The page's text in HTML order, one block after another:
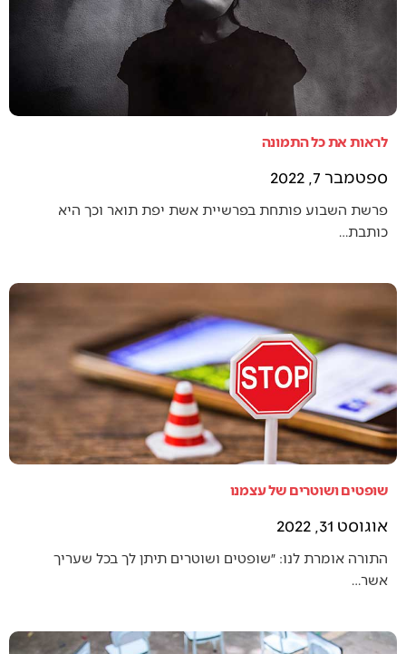
לראות את כל התמונה
ספטמבר 7, 2022
פרשת השבוע פותחת בפרשיית אשת יפת תואר וכך היא
כותבת…
שופטים ושוטרים של עצמנו
אוגוסט 31, 2022
התורה אומרת לנו: ״שופטים ושוטרים תיתן לך בכל שעריך
אשר…